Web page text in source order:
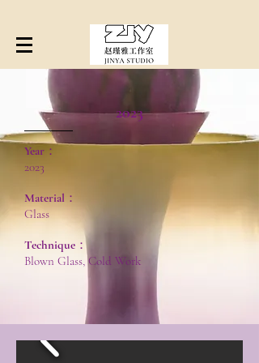
2023
Year：
2023
Material：
Glass
Technique：
Blown Glass, Cold Work